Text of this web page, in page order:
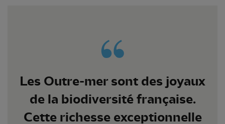
Les Outre-mer sont des joyaux
de la biodiversité française.
Cette richesse exceptionnelle